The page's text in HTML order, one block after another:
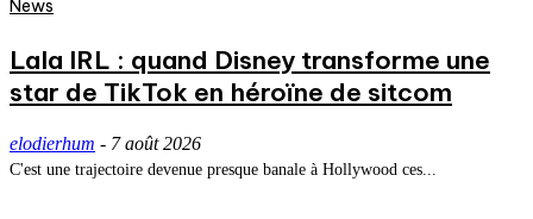
News
Lala IRL : quand Disney transforme une
star de TikTok en héroïne de sitcom
elodierhum - 7 août 2026
C'est une trajectoire devenue presque banale à Hollywood ces...